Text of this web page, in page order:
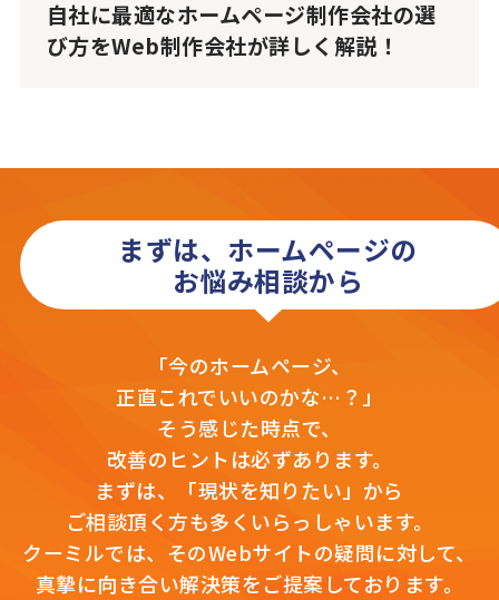
自社に最適なホームページ制作会社の選
び方をWeb制作会社が詳しく解説！
まずは、ホームページの
お悩み相談から
「今のホームページ、
正直これでいいのかな…？」
そう感じた時点で、
改善のヒントは必ずあります。
まずは、「現状を知りたい」から
ご相談頂く方も多くいらっしゃいます。
クーミルでは、そのWebサイトの疑問に対して、
真摯に向き合い解決策をご提案しております。